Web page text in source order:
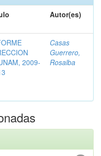
Autor(es)
2009-
Casas
Guerrero,
Rosalba